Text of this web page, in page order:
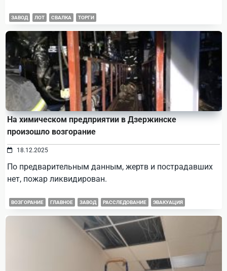
ЗАВОД ЛОТ СВАЛКА ТОРГИ
На химическом предприятии в Дзержинске
произошло возгорание
18.12.2025
По предварительным данным, жертв и пострадавших
нет, пожар ликвидирован.
ВОЗГОРАНИЕ ГЛАВНОЕ ЗАВОД РАССЛЕДОВАНИЕ ЭВАКУАЦИЯ